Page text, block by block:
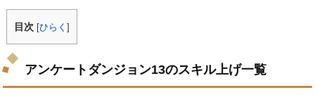
目次 [ひらく]
アンケートダンジョン13のスキル上げ一覧